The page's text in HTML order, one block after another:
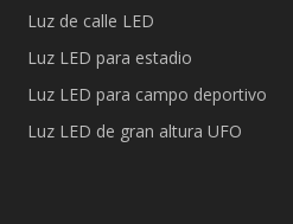
Luz de calle LED
Luz LED para estadio
Luz LED para campo deportivo
Luz LED de gran altura UFO